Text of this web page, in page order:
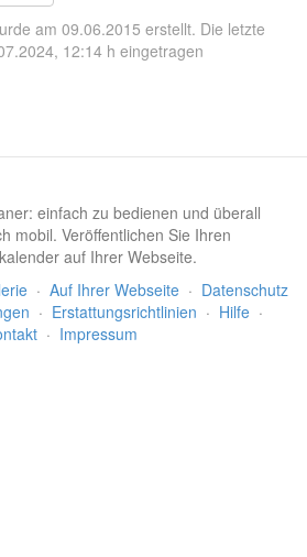
am 09.06.2015 erstellt. Die letzte
12:14 h eingetragen
einfach zu bedienen und überall
mobil. Veröffentlichen Sie Ihren
auf Ihrer Webseite.
· Auf Ihrer Webseite · Datenschutz
· Erstattungsrichtlinien · Hilfe ·
· Impressum